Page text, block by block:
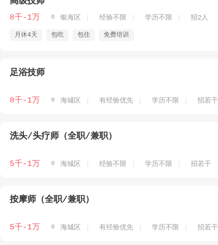
8千-1万  银海区 经验不限 学历不限 招2人
月休4天 包吃 包住 免费培训
足浴技师
8千-1万  海城区 有经验优先 学历不限 招若干
洗头/头疗师（全职/兼职）
5千-1万  海城区 经验不限 学历不限 招若干
按摩师（全职/兼职）
5千-1万  海城区 有经验优先 学历不限 招若干